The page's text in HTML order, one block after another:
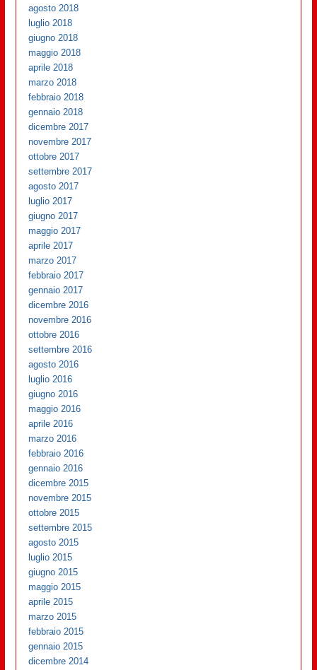
agosto 2018
luglio 2018
giugno 2018
maggio 2018
aprile 2018
marzo 2018
febbraio 2018
gennaio 2018
dicembre 2017
novembre 2017
ottobre 2017
settembre 2017
agosto 2017
luglio 2017
giugno 2017
maggio 2017
aprile 2017
marzo 2017
febbraio 2017
gennaio 2017
dicembre 2016
novembre 2016
ottobre 2016
settembre 2016
agosto 2016
luglio 2016
giugno 2016
maggio 2016
aprile 2016
marzo 2016
febbraio 2016
gennaio 2016
dicembre 2015
novembre 2015
ottobre 2015
settembre 2015
agosto 2015
luglio 2015
giugno 2015
maggio 2015
aprile 2015
marzo 2015
febbraio 2015
gennaio 2015
dicembre 2014